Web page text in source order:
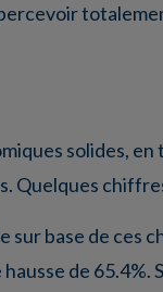
solides, en
Quelques
sur base de ces
de 65.4%.